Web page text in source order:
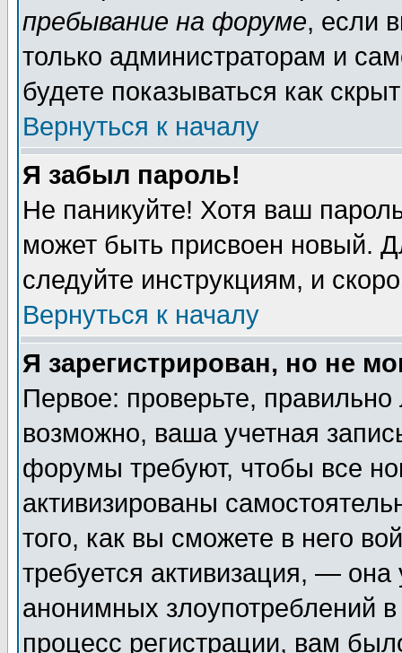
пребывание на форуме, если
только администраторам и
будете показываться как
Вернуться к началу
Я забыл пароль!
Не паникуйте! Хотя ваш
может быть присвоен новый.
следуйте инструкциям, и
Вернуться к началу
Я зарегистрирован, но не
Первое: проверьте,
возможно, ваша учетная
форумы требуют, чтобы все
активизированы
того, как вы сможете в него
требуется активизация, —
анонимных злоупотреблений
процесс регистрации, вам